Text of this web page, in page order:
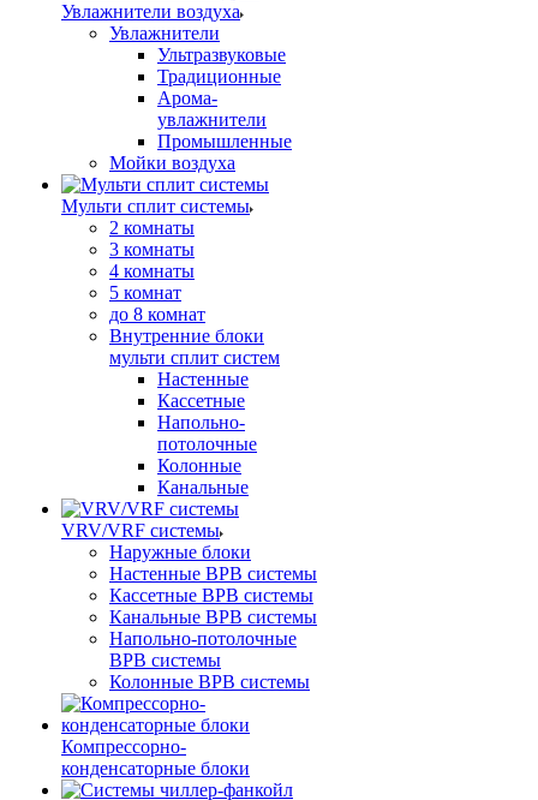
Увлажнители воздуха
Увлажнители
Ультразвуковые
Традиционные
Арома-
увлажнители
Промышленные
Мойки воздуха
Мульти сплит системы
2 комнаты
3 комнаты
4 комнаты
5 комнат
до 8 комнат
Внутренние блоки
мульти сплит систем
Настенные
Кассетные
Напольно-
потолочные
Колонные
Канальные
VRV/VRF системы
Наружные блоки
Настенные ВРВ системы
Кассетные ВРВ системы
Канальные ВРВ системы
Напольно-потолочные
ВРВ системы
Колонные ВРВ системы
Компрессорно-
конденсаторные блоки